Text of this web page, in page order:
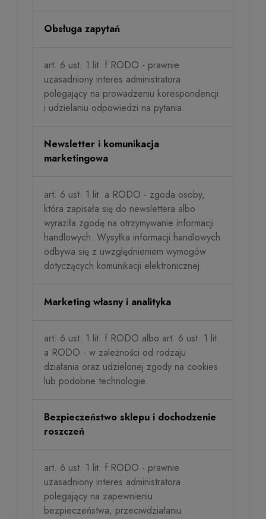
Obsługa zapytań
art. 6 ust. 1 lit. f RODO - prawnie
uzasadniony interes administratora
polegający na prowadzeniu korespondencji
i udzielaniu odpowiedzi na pytania.
Newsletter i komunikacja
marketingowa
art. 6 ust. 1 lit. a RODO - zgoda osoby,
która zapisała się do newslettera albo
wyraziła zgodę na otrzymywanie informacji
handlowych. Wysyłka informacji handlowych
odbywa się z uwzględnieniem wymogów
dotyczących komunikacji elektronicznej.
Marketing własny i analityka
art. 6 ust. 1 lit. f RODO albo art. 6 ust. 1 lit.
a RODO - w zależności od rodzaju
działania oraz udzielonej zgody na cookies
lub podobne technologie.
Bezpieczeństwo sklepu i dochodzenie
roszczeń
art. 6 ust. 1 lit. f RODO - prawnie
uzasadniony interes administratora
polegający na zapewnieniu
bezpieczeństwa, przeciwdziałaniu